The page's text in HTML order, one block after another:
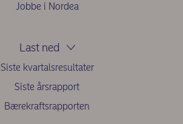
Jobbe i Nordea
Last ned
Siste kvartalsresultater
Siste årsrapport
Bærekraftsrapporten